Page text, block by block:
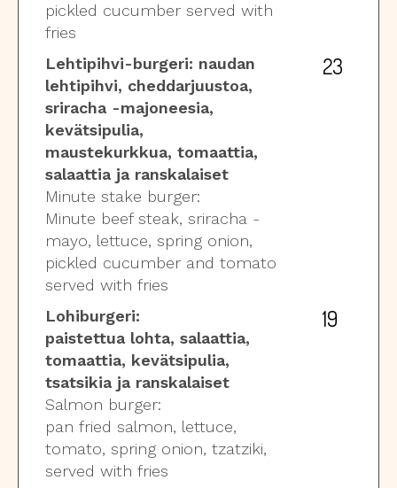
pickled cucumber served with
fries
Lehtipihvi-burgeri: naudan
lehtipihvi, cheddarjuustoa,
sriracha -majoneesia,
kevätsipulia,
maustekurkkua, tomaattia,
salaattia ja ranskalaiset
Minute stake burger:
Minute beef steak, sriracha -
mayo, lettuce, spring onion,
pickled cucumber and tomato
served with fries
23
Lohiburgeri:
paistettua lohta, salaattia,
tomaattia, kevätsipulia,
tsatsikia ja ranskalaiset
Salmon burger:
pan fried salmon, lettuce,
tomato, spring onion, tzatziki,
served with fries
19